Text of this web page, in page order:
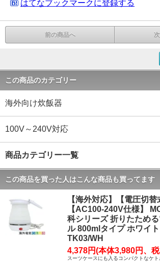
はてなブックマークに登録する
前の商品へ
この商品のカテゴリー
海外向け炊飯器
100V～240V対応
商品カテゴリー一覧
この商品を買った人はこんな商品も買ってます
【海外対応】【電圧切替
【AC100-240V仕様】
科シリーズ 折りたためる
ル 800mlタイプ ホワイ
TK03/WH
4,378円(本体3,980円、
スーツケースにも入るコンパクトなケト